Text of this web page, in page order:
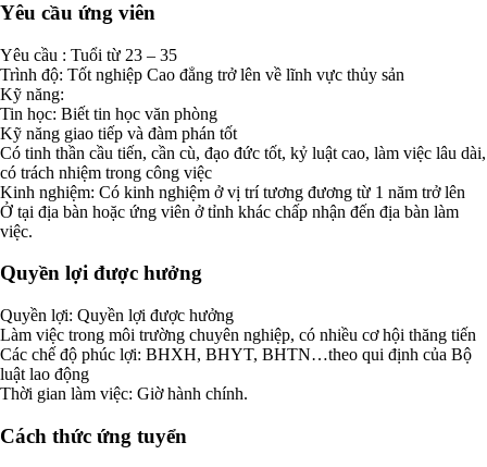
Yêu cầu ứng viên
Yêu cầu : Tuổi từ 23 – 35
Trình độ: Tốt nghiệp Cao đẳng trở lên về lĩnh vực thủy sản
Kỹ năng:
Tin học: Biết tin học văn phòng
Kỹ năng giao tiếp và đàm phán tốt
Có tinh thần cầu tiến, cần cù, đạo đức tốt, kỷ luật cao, làm việc lâu dài,
có trách nhiệm trong công việc
Kinh nghiệm: Có kinh nghiệm ở vị trí tương đương từ 1 năm trở lên
Ở tại địa bàn hoặc ứng viên ở tỉnh khác chấp nhận đến địa bàn làm
việc.
Quyền lợi được hưởng
Quyền lợi: Quyền lợi được hưởng
Làm việc trong môi trường chuyên nghiệp, có nhiều cơ hội thăng tiến
Các chế độ phúc lợi: BHXH, BHYT, BHTN…theo qui định của Bộ
luật lao động
Thời gian làm việc: Giờ hành chính.
Cách thức ứng tuyển